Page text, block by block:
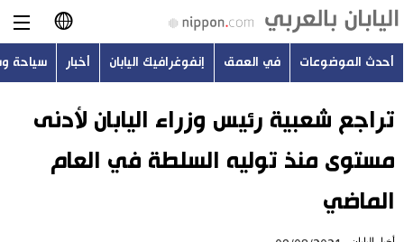
日本語
English
简体字
أحدث الموضوعات
أحدث الموضوعات في العمق إنفوغرافيك اليابان أخبار سياحة
تراجع شعبية رئيس وزراء اليابان لأدنى
مستوى منذ توليه السلطة في العام
الماضي